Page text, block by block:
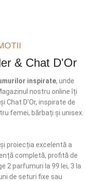
& Chat D'Or
inspirate, unde
nostru online îți
Chat D'Or, inspirate de
femei, bărbați și unisex.
proiecția excelentă a
completă, profită de
2 parfumuri la 99 lei, 3 la
de seturi fixe sau